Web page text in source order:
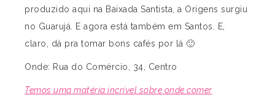
produzido aqui na Baixada Santista, a Origens surgiu
no Guarujá. E agora está também em Santos. E,
claro, dá pra tomar bons cafés por lá 🙂
Onde: Rua do Comércio, 34, Centro
Temos uma matéria incrível sobre onde comer